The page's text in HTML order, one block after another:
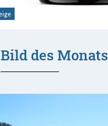
Bild des Monats